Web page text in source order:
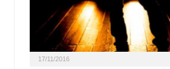
17/11/2016